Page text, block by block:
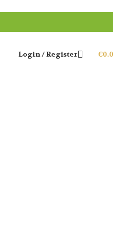
Login / Register €